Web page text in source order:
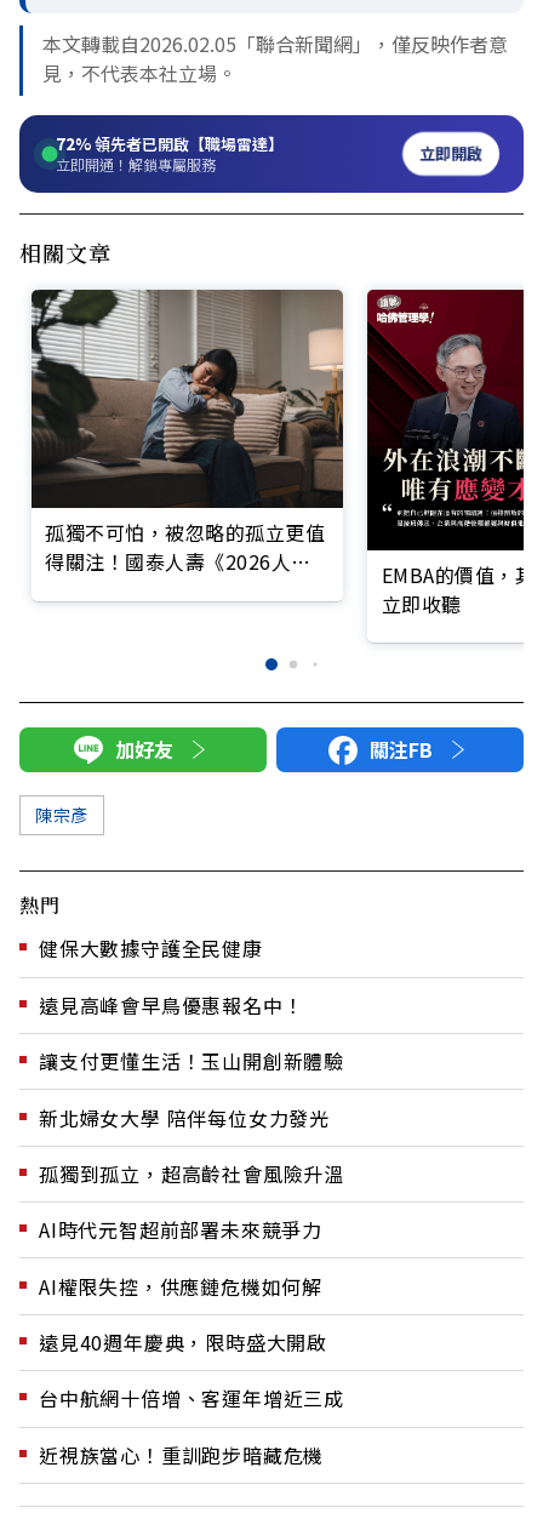
本文轉載自2026.02.05「聯合新聞網」，僅反映作者意
見，不代表本社立場。
72%領先者已開啟【職場雷達】
立即開通！解鎖專屬服務 立即開啟
相關文章
孤獨不可怕，被忽略的孤立更值
得關注！國泰人壽《2026人生
EMBA的價值，
立即收聽
加好友 關注FB
陳宗彥
熱門
健保大數據守護全民健康
遠見高峰會早鳥優惠報名中！
讓支付更懂生活！玉山開創新體驗
新北婦女大學 陪伴每位女力發光
孤獨到孤立，超高齡社會風險升溫
AI時代元智超前部署未來競爭力
AI權限失控，供應鏈危機如何解
遠見40週年慶典，限時盛大開啟
台中航網十倍增、客運年增近三成
近視族當心！重訓跑步暗藏危機